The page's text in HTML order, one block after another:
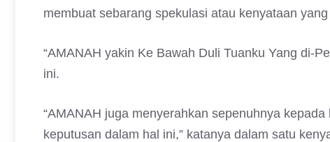
membuat sebarang spekulasi atau kenyataan
“AMANAH yakin Ke Bawah Duli Tuanku Yang di-
ini.
“AMANAH juga menyerahkan sepenuhnya
keputusan dalam hal ini,” katanya dalam satu